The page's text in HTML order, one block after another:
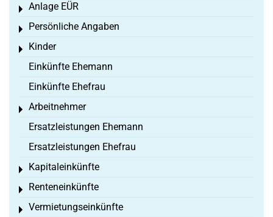
Anlage EÜR
Toggle menu
Persönliche Angaben
Toggle menu
Kinder
Toggle menu
Einkünfte Ehemann
Einkünfte Ehefrau
Arbeitnehmer
Toggle menu
Ersatzleistungen Ehemann
Ersatzleistungen Ehefrau
Kapitaleinkünfte
Toggle menu
Renteneinkünfte
Toggle menu
Vermietungseinkünfte
Toggle menu